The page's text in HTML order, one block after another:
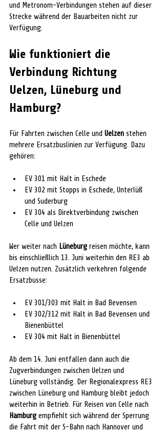
und Metronom-Verbindungen stehen auf dieser
Strecke während der Bauarbeiten nicht zur
Verfügung.
Wie funktioniert die
Verbindung Richtung
Uelzen, Lüneburg und
Hamburg?
Für Fahrten zwischen Celle und Uelzen stehen
mehrere Ersatzbuslinien zur Verfügung. Dazu
gehören:
EV 301 mit Halt in Eschede
EV 302 mit Stopps in Eschede, Unterlüß
und Suderburg
EV 304 als Direktverbindung zwischen
Celle und Uelzen
Wer weiter nach Lüneburg reisen möchte, kann
bis einschließlich 13. Juni weiterhin den RE3 ab
Uelzen nutzen. Zusätzlich verkehren folgende
Ersatzbusse:
EV 301/303 mit Halt in Bad Bevensen
EV 302/312 mit Halt in Bad Bevensen und
Bienenbüttel
EV 304 mit Halt in Bienenbüttel
Ab dem 14. Juni entfallen dann auch die
Zugverbindungen zwischen Uelzen und
Lüneburg vollständig. Der Regionalexpress RE3
zwischen Lüneburg und Hamburg bleibt jedoch
weiterhin in Betrieb. Für Reisen von Celle nach
Hamburg empfiehlt sich während der Sperrung
die Fahrt mit der S-Bahn nach Hannover und